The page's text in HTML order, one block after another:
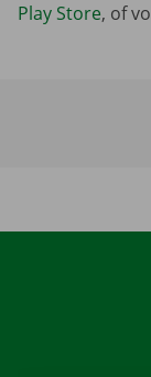
Play Store, of